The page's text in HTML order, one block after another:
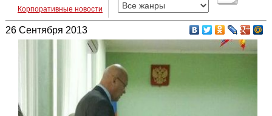
Корпоративные новости
26 Сентября 2013